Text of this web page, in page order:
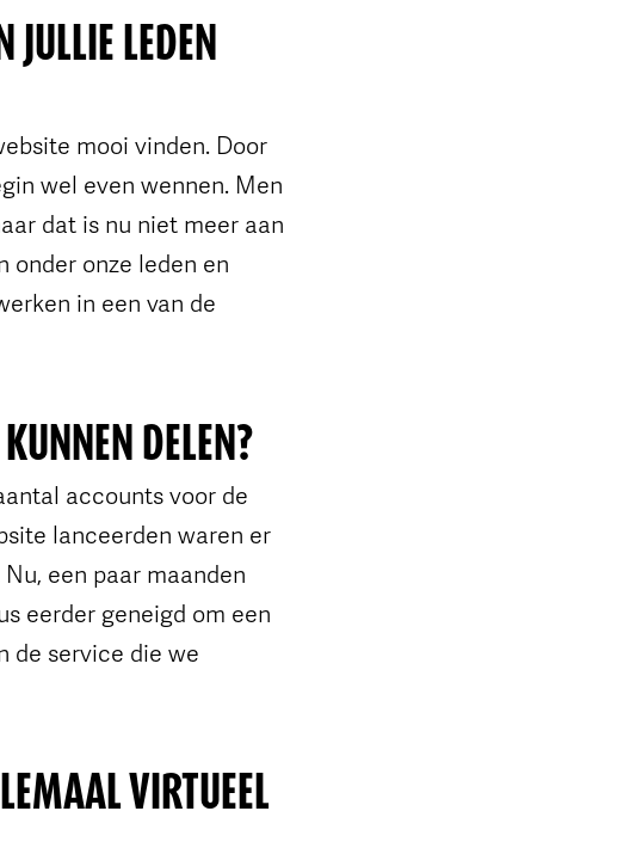
JULLIE LEDEN
mooi vinden. Door
wel even wennen. Men
dat is nu niet meer aan
onder onze leden en
in een van de
DELEN?
accounts voor de
lanceerden waren er
een paar maanden
eerder geneigd om een
de service die we
VIRTUEEL